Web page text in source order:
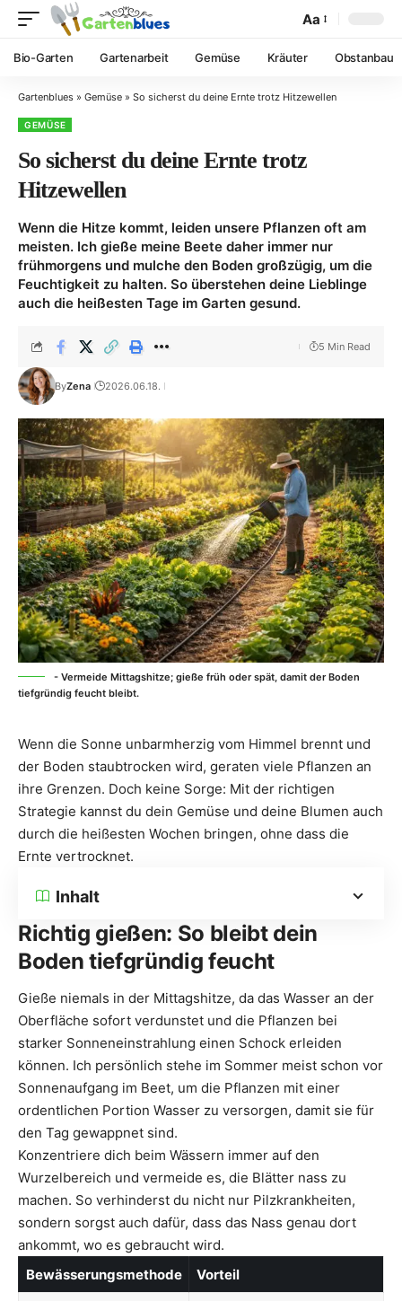
Aa
Bio-Garten Gartenarbeit Gemüse Kräuter Obstanbau
Gartenblues » Gemüse » So sicherst du deine Ernte trotz Hitzewellen
GEMÜSE
So sicherst du deine Ernte trotz
Hitzewellen
Wenn die Hitze kommt, leiden unsere Pflanzen oft am
meisten. Ich gieße meine Beete daher immer nur
frühmorgens und mulche den Boden großzügig, um die
Feuchtigkeit zu halten. So überstehen deine Lieblinge
auch die heißesten Tage im Garten gesund.
ByZena 2026.06.18.
5 Min Read
- Vermeide Mittagshitze; gieße früh oder spät, damit der Boden
tiefgründig feucht bleibt.
Wenn die Sonne unbarmherzig vom Himmel brennt und
der Boden staubtrocken wird, geraten viele Pflanzen an
ihre Grenzen. Doch keine Sorge: Mit der richtigen
Strategie kannst du dein Gemüse und deine Blumen auch
durch die heißesten Wochen bringen, ohne dass die
Ernte vertrocknet.
Inhalt
Richtig gießen: So bleibt dein
Boden tiefgründig feucht
Gieße niemals in der Mittagshitze, da das Wasser an der
Oberfläche sofort verdunstet und die Pflanzen bei
starker Sonneneinstrahlung einen Schock erleiden
können. Ich persönlich stehe im Sommer meist schon vor
Sonnenaufgang im Beet, um die Pflanzen mit einer
ordentlichen Portion Wasser zu versorgen, damit sie für
den Tag gewappnet sind.
Konzentriere dich beim Wässern immer auf den
Wurzelbereich und vermeide es, die Blätter nass zu
machen. So verhinderst du nicht nur Pilzkrankheiten,
sondern sorgst auch dafür, dass das Nass genau dort
ankommt, wo es gebraucht wird.
Bewässerungsmethode
Vorteil